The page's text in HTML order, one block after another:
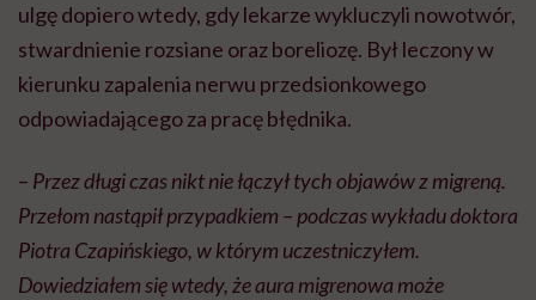
ulgę dopiero wtedy, gdy lekarze wykluczyli nowotwór,
stwardnienie rozsiane oraz boreliozę. Był leczony w
kierunku zapalenia nerwu przedsionkowego
odpowiadającego za pracę błędnika.
– Przez długi czas nikt nie łączył tych objawów z migreną.
Przełom nastąpił przypadkiem – podczas wykładu doktora
Piotra Czapińskiego, w którym uczestniczyłem.
Dowiedziałem się wtedy, że aura migrenowa może